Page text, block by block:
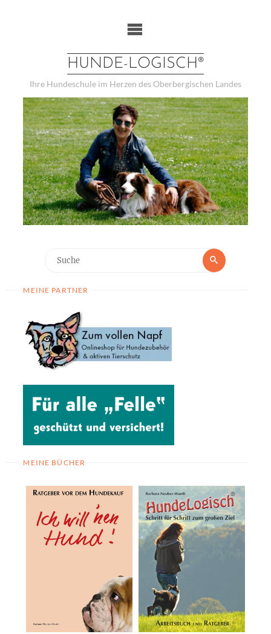
HUNDE-LOGISCH®
Ihre Hundeschule im Herzen des Oberbergischen Landes
Suche
MEINE PARTNER
MEINE BÜCHER